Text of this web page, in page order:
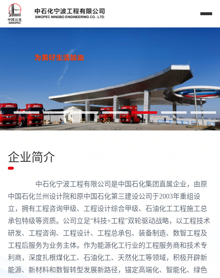
企业简介
中石化宁波工程有限公司是中国石化集团直属企业，由原
中国石化兰州设计院和原中国石化第三建设公司于2003年重组设
立，拥有工程咨询甲级、工程设计综合甲级、石油化工工程施工总
承包特级等资质。公司立足“科技+工程”双轮驱动战略，以工程技术
研发、工程咨询、工程设计、工程总承包、装备制造、数智工程及
工程后服务为业务主体。作为能源化工行业的工程服务商和技术专
利商，深度扎根煤化工、石油化工、天然化工等领域，积极开辟新
能源、新材料和数智转型发展新路径，锚定高端化、智能化、绿色